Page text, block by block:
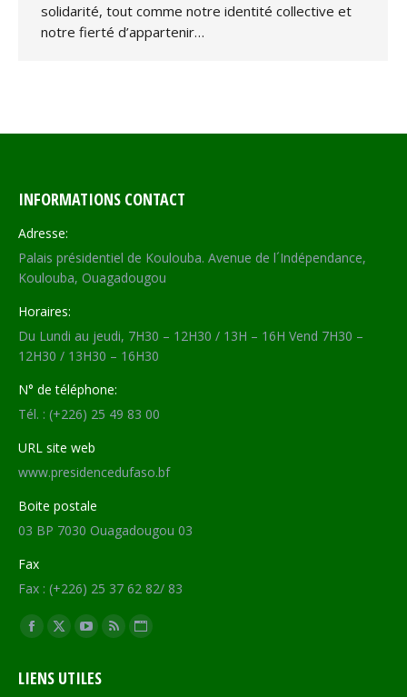
solidarité, tout comme notre identité collective et
notre fierté d’appartenir…
INFORMATIONS CONTACT
Adresse:
Palais présidentiel de Koulouba. Avenue de l´Indépendance,
Koulouba, Ouagadougou
Horaires:
Du Lundi au jeudi, 7H30 – 12H30 / 13H – 16H Vend 7H30 –
12H30 / 13H30 – 16H30
N° de téléphone:
Tél. : (+226) 25 49 83 00
URL site web
www.presidencedufaso.bf
Boite postale
03 BP 7030 Ouagadougou 03
Fax
Fax : (+226) 25 37 62 82/ 83
Trouvez nous sur :
Facebook
opens
X
opens
YouTube
opens
RSS Site
LIENS UTILES